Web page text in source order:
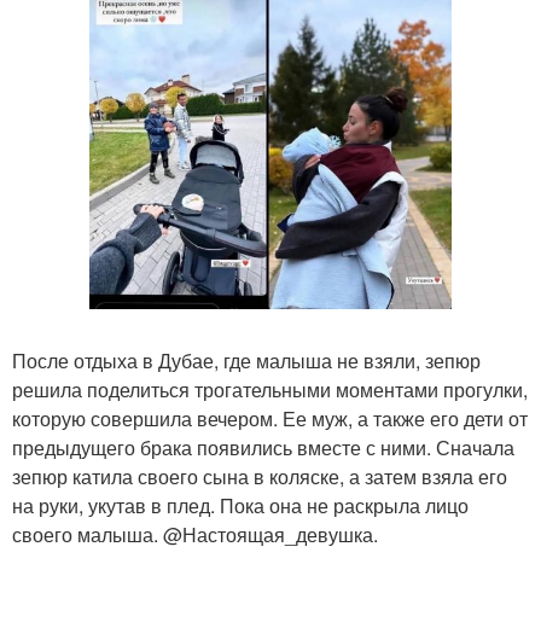
После отдыха в Дубае, где малыша не взяли, зепюр
решила поделиться трогательными моментами прогулки,
которую совершила вечером. Ее муж, а также его дети от
предыдущего брака появились вместе с ними. Сначала
зепюр катила своего сына в коляске, а затем взяла его
на руки, укутав в плед. Пока она не раскрыла лицо
своего малыша. @Настоящая_девушка.